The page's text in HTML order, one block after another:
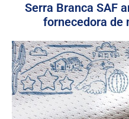
Serra Branca SAF
fornecedora de